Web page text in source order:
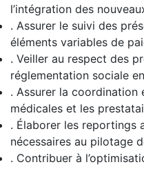
l’intégration des
. Assurer le suivi des
éléments variables de
. Veiller au respect des
réglementation sociale
. Assurer la coordination
médicales et les
. Élaborer les reportings
nécessaires au pilotage
. Contribuer à